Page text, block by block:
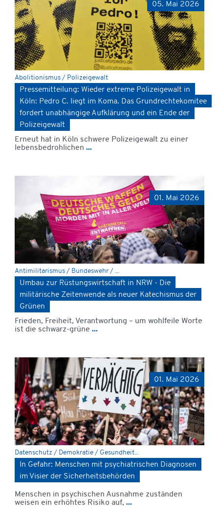
05. Mai 2026
Abolitionismus / Polizeigewalt
Pressemitteilung: Wieder extreme Polizeigewalt in
Köln: Pedro C. liegt im Koma. Das Grundrechtekomitee
fordert unabhängige Aufklärung und ein Ende der
Polizeigewalt
Erneut hat in Köln schwere Polizeigewalt zu einer
lebensbedrohlichen ...
01. Mai 2026
Antimilitarismus / Bundeswehr / ...
Umbau zur Rüstungswirtschaft in NRW - Die
militärische Zeitenwende als neuer Katechismus der
Grünen
Frieden, Freiheit, Verantwortung – um wohlfeile Worte
ist die schwarz-grüne ...
01. Mai 2026
Datenschutz / Demokratie / Gesundheit...
In Gefahr: Menschen mit psychiatrischen Diagnosen
im Visier der Sicherheitsbehörden
Menschen in psychischen Ausnahme zuständen
weisen ein erhöhtes Risiko auf, ...